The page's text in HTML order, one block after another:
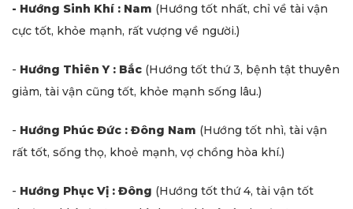
- Hướng Sinh Khí : Nam (Hướng tốt nhất, chỉ về tài vận
cực tốt, khỏe mạnh, rất vượng về người.)
- Hướng Thiên Y : Bắc (Hướng tốt thứ 3, bệnh tật thuyên
giảm, tài vận cũng tốt, khỏe mạnh sống lâu.)
- Hướng Phúc Đức : Đông Nam (Hướng tốt nhì, tài vận
rất tốt, sống thọ, khoẻ mạnh, vợ chồng hòa khí.)
- Hướng Phục Vị : Đông (Hướng tốt thứ 4, tài vận tốt